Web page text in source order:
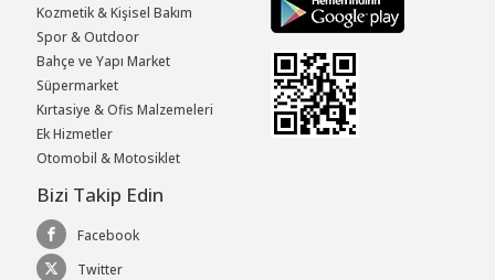
Kozmetik & Kişisel Bakım
Spor & Outdoor
Bahçe ve Yapı Market
Süpermarket
Kırtasiye & Ofis Malzemeleri
Ek Hizmetler
Otomobil & Motosiklet
Bizi Takip Edin
Facebook
Twitter